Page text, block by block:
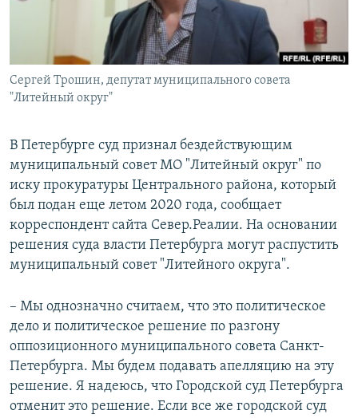
СОЦИАЛЬНЫЕ СЕТИ
Сергей Трошин, депутат муниципального совета
"Литейный округ"
В Петербурге суд признал бездействующим
муниципальный совет МО "Литейный округ" по
иску прокуратуры Центрального района, который
был подан еще летом 2020 года, сообщает
корреспондент сайта Север.Реалии. На основании
решения суда власти Петербурга могут распустить
муниципальный совет "Литейного округа".
– Мы однозначно считаем, что это политическое
дело и политическое решение по разгону
оппозиционного муниципального совета Санкт-
Петербурга. Мы будем подавать апелляцию на эту
решение. Я надеюсь, что Городской суд Петербурга
отменит это решение. Если все же городской суд